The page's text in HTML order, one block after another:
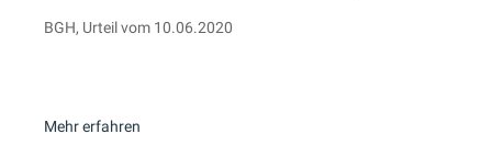
BGH, Urteil vom 10.06.2020
Mehr erfahren